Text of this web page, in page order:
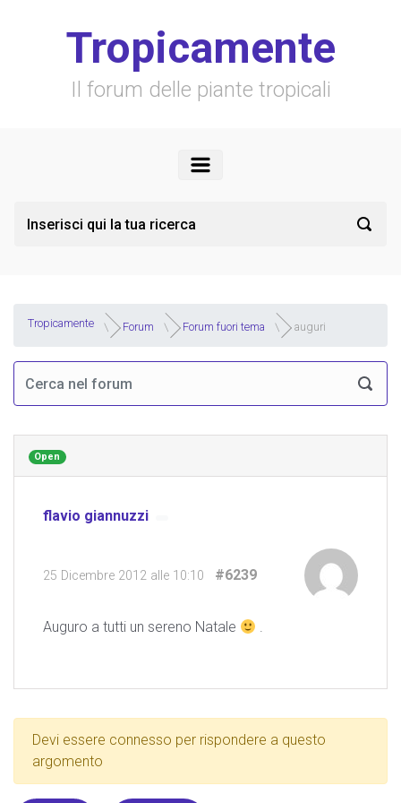
Tropicamente
Il forum delle piante tropicali
Tropicamente Forum Forum fuori tema auguri
Open
flavio giannuzzi
25 Dicembre 2012 alle 10:10 #6239
Auguro a tutti un sereno Natale .
Devi essere connesso per rispondere a questo
argomento